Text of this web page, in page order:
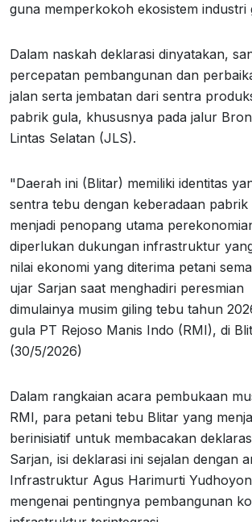
guna memperkokoh ekosistem industri
Dalam naskah deklarasi dinyatakan,
percepatan pembangunan dan
jalan serta jembatan dari sentra
pabrik gula, khususnya pada jalur
Lintas Selatan (JLS).
"Daerah ini (Blitar) memiliki identitas
sentra tebu dengan keberadaan pabrik
menjadi penopang utama
diperlukan dukungan infrastruktur
nilai ekonomi yang diterima petani
ujar Sarjan saat menghadiri peresmian
dimulainya musim giling tebu tahun
gula PT Rejoso Manis Indo (RMI), di
(30/5/2026)
Dalam rangkaian acara pembukaan
RMI, para petani tebu Blitar yang
berinisiatif untuk membacakan
Sarjan, isi deklarasi ini sejalan dengan
Infrastruktur Agus Harimurti
mengenai pentingnya pembangunan